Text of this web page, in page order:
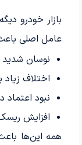
بازار خودرو
عامل اصلی
نوسان شدید
اختلاف
نبود
افزایش
همه این‌ها